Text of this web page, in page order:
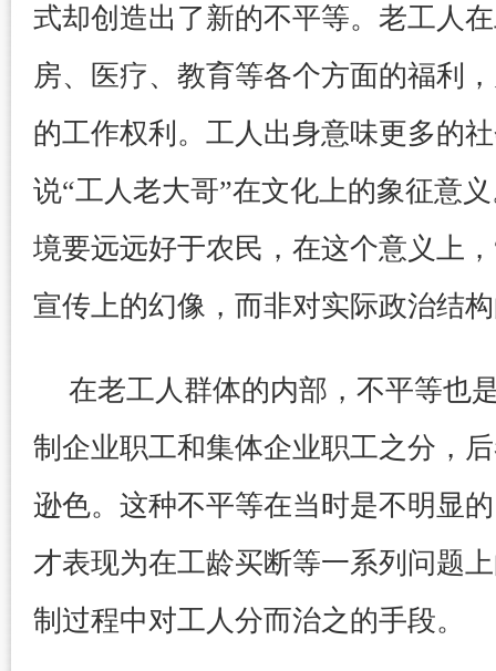
式却创造出了新的不平等。老工人
房、医疗、教育等各个方面的福利
的工作权利。工人出身意味更多的
说“工人老大哥”在文化上的象征意
境要远远好于农民，在这个意义上
宣传上的幻像，而非对实际政治结
在老工人群体的内部，不平等也
制企业职工和集体企业职工之分，
逊色。这种不平等在当时是不明显
才表现为在工龄买断等一系列问题
制过程中对工人分而治之的手段。